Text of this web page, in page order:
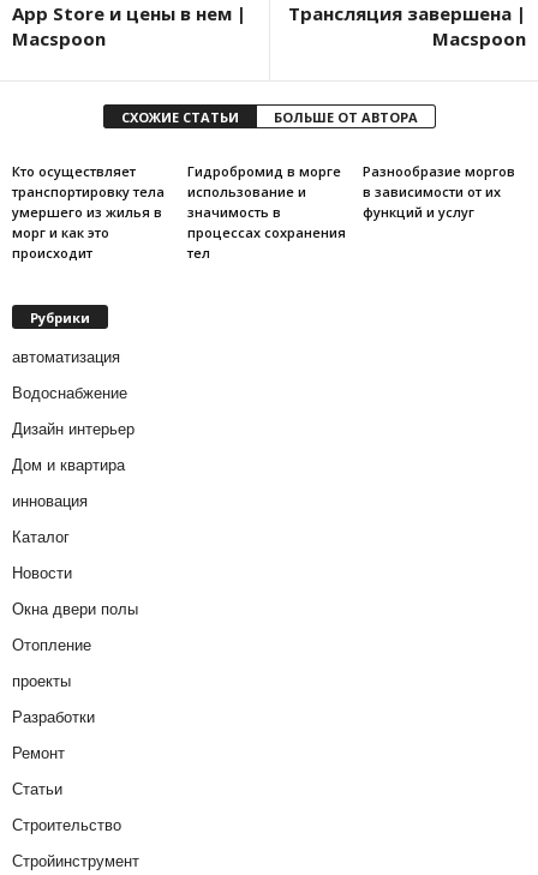
App Store и цены в нем |
Macspoon
Трансляция завершена |
Macspoon
СХОЖИЕ СТАТЬИ БОЛЬШЕ ОТ АВТОРА
Кто осуществляет
транспортировку тела
умершего из жилья в
морг и как это
происходит
Гидробромид в морге
использование и
значимость в
процессах сохранения
тел
Разнообразие моргов
в зависимости от их
функций и услуг
Рубрики
автоматизация
Водоснабжение
Дизайн интерьер
Дом и квартира
инновация
Каталог
Новости
Окна двери полы
Отопление
проекты
Разработки
Ремонт
Статьи
Строительство
Стройинструмент